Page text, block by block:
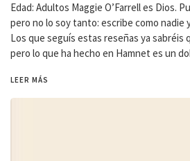
Edad: Adultos Maggie O’Farrell es Dios.
pero no lo soy tanto: escribe como nadie
Los que seguís estas reseñas ya sabréis
pero lo que ha hecho en Hamnet es un
LEER MÁS